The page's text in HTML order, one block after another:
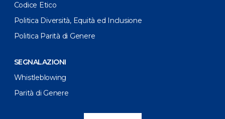
Codice Etico
Politica Diversità, Equità ed Inclusione
Politica Parità di Genere
SEGNALAZIONI
Whistleblowing
Parità di Genere